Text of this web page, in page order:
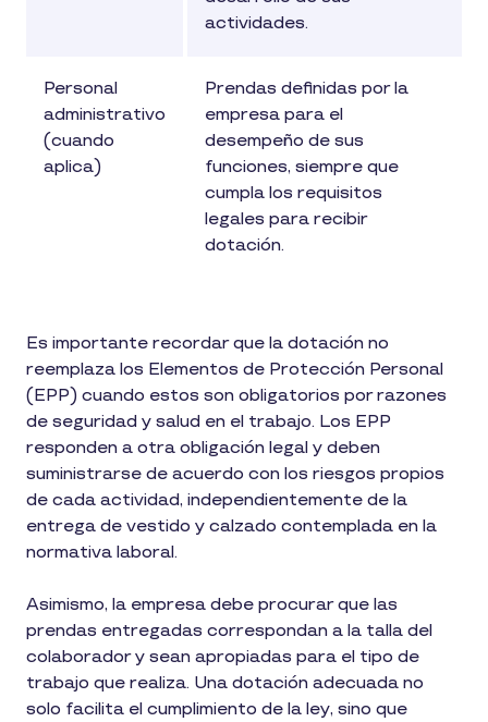
actividades.
Personal
administrativo
(cuando
aplica)
Prendas definidas por la
empresa para el
desempeño de sus
funciones, siempre que
cumpla los requisitos
legales para recibir
dotación.
Es importante recordar que la dotación no
reemplaza los Elementos de Protección Personal
(EPP) cuando estos son obligatorios por razones
de seguridad y salud en el trabajo. Los EPP
responden a otra obligación legal y deben
suministrarse de acuerdo con los riesgos propios
de cada actividad, independientemente de la
entrega de vestido y calzado contemplada en la
normativa laboral.
Asimismo, la empresa debe procurar que las
prendas entregadas correspondan a la talla del
colaborador y sean apropiadas para el tipo de
trabajo que realiza. Una dotación adecuada no
solo facilita el cumplimiento de la ley, sino que